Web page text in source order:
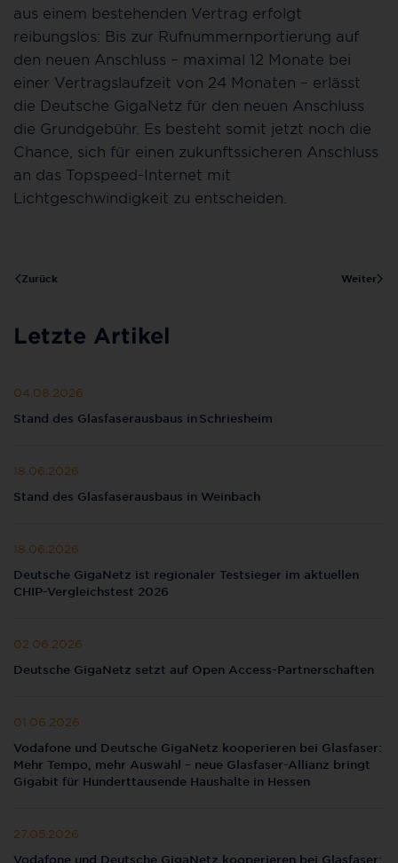
aus einem bestehenden Vertrag erfolgt
reibungslos: Bis zur Rufnummernportierung auf
den neuen Anschluss – maximal 12 Monate bei
einer Vertragslaufzeit von 24 Monaten – erlässt
die Deutsche GigaNetz für den neuen Anschluss
die Grundgebühr. Es besteht somit jetzt noch die
Chance, sich für einen zukunftssicheren Anschluss
an das Topspeed-Internet mit
Lichtgeschwindigkeit zu entscheiden.
Zurück Weiter
Letzte Artikel
04.08.2026
Stand des Glasfaserausbaus in Schriesheim
18.06.2026
Stand des Glasfaserausbaus in Weinbach
18.06.2026
Deutsche GigaNetz ist regionaler Testsieger im aktuellen
CHIP-Vergleichstest 2026
02.06.2026
Deutsche GigaNetz setzt auf Open Access-Partnerschaften
01.06.2026
Vodafone und Deutsche GigaNetz kooperieren bei Glasfaser:
Mehr Tempo, mehr Auswahl – neue Glasfaser-Allianz bringt
Gigabit für Hunderttausende Haushalte in Hessen
27.05.2026
Vodafone und Deutsche GigaNetz kooperieren bei Glasfaser: